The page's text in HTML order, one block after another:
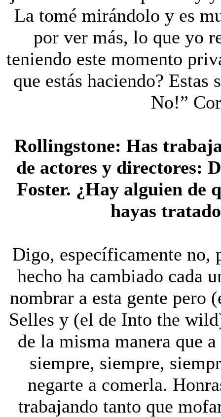
La tomé mirándolo y es
por ver más, lo que yo
teniendo este momento
que estás haciendo?
No!”
Rollingstone: Has
de actores y directores:
Foster. ¿Hayalguien de
hayas
Digo, específicamente no,
hecho ha cambiado cada
nombrar a esta gente pero
Selles y (el de Into the
de la misma manera que
siempre, siempre,
negarte a comerla.
trabajando tanto que